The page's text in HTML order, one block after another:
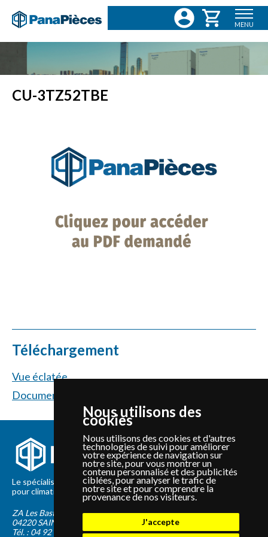
Nous utilisons des
cookies
Nous utilisons des cookies et d'autres
technologies de suivi pour améliorer
votre expérience de navigation sur
notre site, pour vous montrer un
contenu personnalisé et des publicités
ciblées, pour analyser le trafic de
notre site et pour comprendre la
provenance de nos visiteurs.
J'accepte
MENU
CU-3TZ52TBE
Téléchargement
Vue éclatée
Documentation technique
Le spécialiste depuis 2012 de la vente de pièces détachées
pour climatisation et Pompe à Chaleur Panasonic et Sanyo
ZA Les Bastides Blanches
04220 SAINTE-TULLE
Tél. : 04 92 75 89 55